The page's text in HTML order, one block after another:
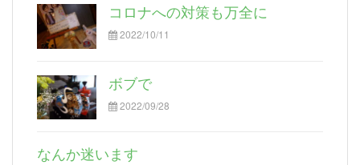
コロナへの対策も万全に
2022/10/11
ボブで
2022/09/28
なんか迷います